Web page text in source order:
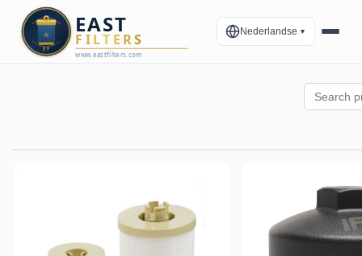
Nederlandse ▼